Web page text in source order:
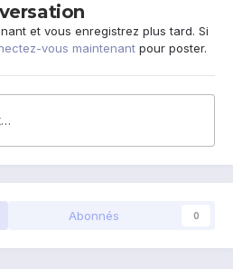
et vous enregistrez plus tard. Si
vous maintenant pour poster.
Abonnés 0